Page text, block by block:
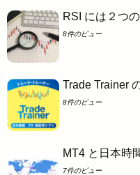
RSI には２つ
8件のビュー
Trade Trainer
8件のビュー
MT4 と日本時
7件のビュー